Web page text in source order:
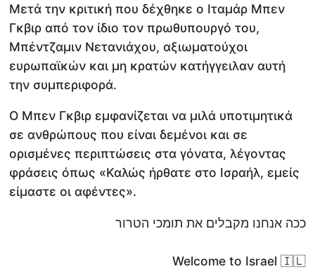
Μετά την κριτική που δέχθηκε ο Ιταμάρ Μπεν
Γκβιρ από τον ίδιο τον πρωθυπουργό του,
Μπέντζαμιν Νετανιάχου, αξιωματούχοι
ευρωπαϊκών και μη κρατών κατήγγειλαν αυτή
την συμπεριφορά.
Ο Μπεν Γκβιρ εμφανίζεται να μιλά υποτιμητικά
σε ανθρώπους που είναι δεμένοι και σε
ορισμένες περιπτώσεις στα γόνατα, λέγοντας
φράσεις όπως «Καλώς ήρθατε στο Ισραήλ, εμείς
είμαστε οι αφέντες».
ככה אנחנו מקבלים את תומכי הטרור
Welcome to Israel 🇮🇱